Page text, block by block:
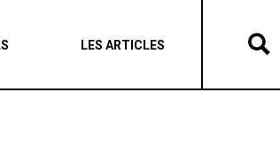
LES ARTICLES